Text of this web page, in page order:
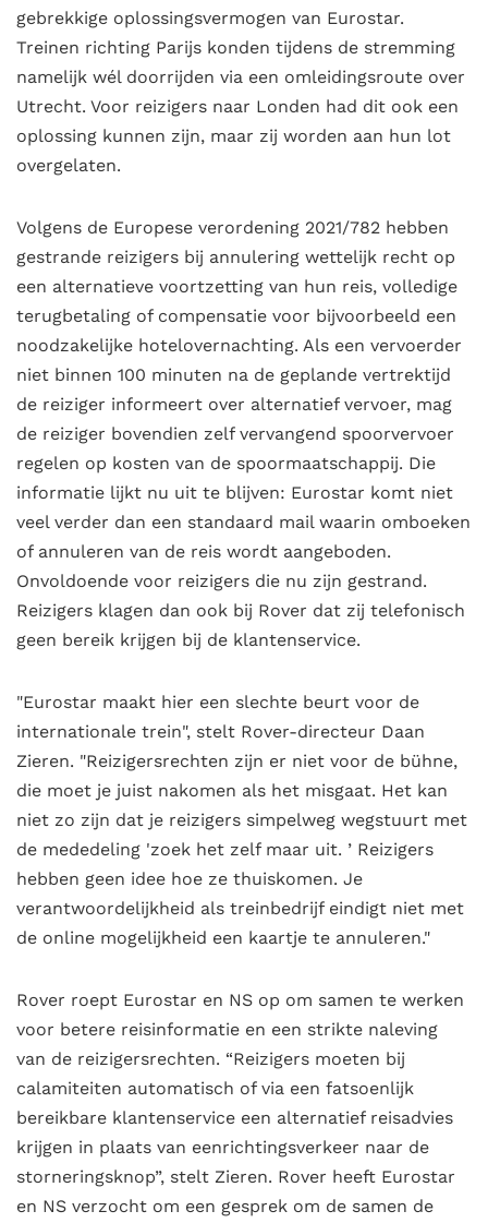
gebrekkige oplossingsvermogen van Eurostar.
Treinen richting Parijs konden tijdens de stremming
namelijk wél doorrijden via een omleidingsroute over
Utrecht. Voor reizigers naar Londen had dit ook een
oplossing kunnen zijn, maar zij worden aan hun lot
overgelaten.
Volgens de Europese verordening 2021/782 hebben
gestrande reizigers bij annulering wettelijk recht op
een alternatieve voortzetting van hun reis, volledige
terugbetaling of compensatie voor bijvoorbeeld een
noodzakelijke hotelovernachting. Als een vervoerder
niet binnen 100 minuten na de geplande vertrektijd
de reiziger informeert over alternatief vervoer, mag
de reiziger bovendien zelf vervangend spoorvervoer
regelen op kosten van de spoormaatschappij. Die
informatie lijkt nu uit te blijven: Eurostar komt niet
veel verder dan een standaard mail waarin omboeken
of annuleren van de reis wordt aangeboden.
Onvoldoende voor reizigers die nu zijn gestrand.
Reizigers klagen dan ook bij Rover dat zij telefonisch
geen bereik krijgen bij de klantenservice.
"Eurostar maakt hier een slechte beurt voor de
internationale trein", stelt Rover-directeur Daan
Zieren. "Reizigersrechten zijn er niet voor de bühne,
die moet je juist nakomen als het misgaat. Het kan
niet zo zijn dat je reizigers simpelweg wegstuurt met
de mededeling 'zoek het zelf maar uit. ’ Reizigers
hebben geen idee hoe ze thuiskomen. Je
verantwoordelijkheid als treinbedrijf eindigt niet met
de online mogelijkheid een kaartje te annuleren."
Rover roept Eurostar en NS op om samen te werken
voor betere reisinformatie en een strikte naleving
van de reizigersrechten. “Reizigers moeten bij
calamiteiten automatisch of via een fatsoenlijk
bereikbare klantenservice een alternatief reisadvies
krijgen in plaats van eenrichtingsverkeer naar de
storneringsknop”, stelt Zieren. Rover heeft Eurostar
en NS verzocht om een gesprek om de samen de